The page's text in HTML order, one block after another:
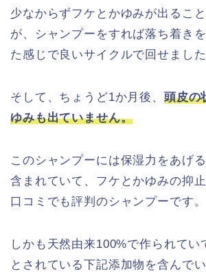
少なからずフケとかゆみが出るこ
が、シャンプーをすれば落ち着き
た感じで良いサイクルで回せました
そして、ちょうど1か月後、 頭皮の
ゆみも出ていません。
このシャンプーには保湿力をあげ
含まれていて、フケとかゆみの抑
口コミでも評判のシャンプーです。
しかも天然由来100%で作られてい
とされている下記添加物を含んでい